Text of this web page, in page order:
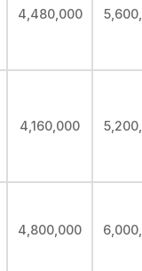
4,480,000
4,160,000
4,800,000